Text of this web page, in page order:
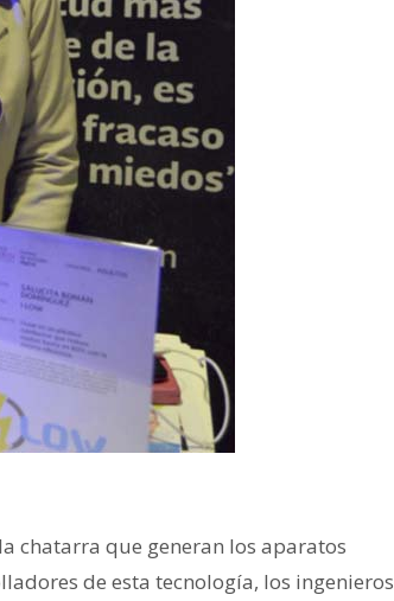
chatarra que generan los aparatos
de esta tecnología, los ingenieros